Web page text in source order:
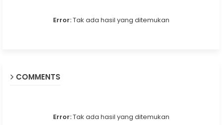
Error:Tak ada hasil yang ditemukan
COMMENTS
Error:Tak ada hasil yang ditemukan